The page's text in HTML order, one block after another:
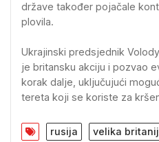
države također pojačale
plovila.
Ukrajinski predsjednik
je britansku akciju i pozvao
korak dalje, uključujući
tereta koji se koriste za
rusija velika